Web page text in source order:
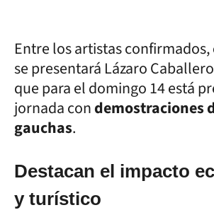
Entre los artistas confirmados,
se presentará Lázaro
que para el domingo 14 está
jornada condemostraciones
gauchas.
Destacan el impacto
y turístico